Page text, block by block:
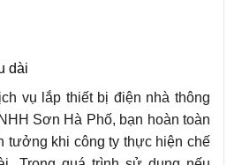
dài
vụ lắp thiết bị điện nhà thông
Sơn Hà Phố, bạn hoàn toàn
tưởng khi công ty thực hiện chế